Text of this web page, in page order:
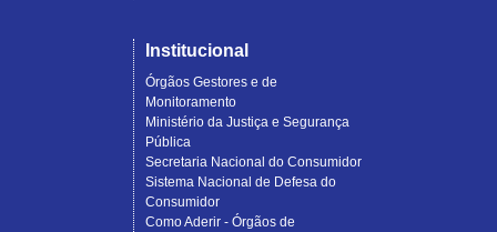
Institucional
Órgãos Gestores e de
Monitoramento
Ministério da Justiça e Segurança
Pública
Secretaria Nacional do Consumidor
Sistema Nacional de Defesa do
Consumidor
Como Aderir - Órgãos de